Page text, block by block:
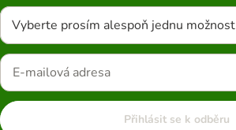
Vyberte prosím alespoň jednu možnost
Přihlásit se k odběru